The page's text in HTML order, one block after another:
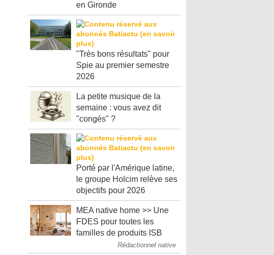
en Gironde
"Très bons résultats" pour
Spie au premier semestre
2026
La petite musique de la
semaine : vous avez dit
"congés" ?
Porté par l'Amérique latine,
le groupe Holcim relève ses
objectifs pour 2026
MEA native home >> Une
FDES pour toutes les
familles de produits ISB
Rédactionnel native